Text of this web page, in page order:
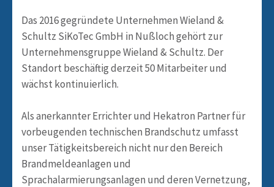
Das 2016 gegründete Unternehmen Wieland &
Schultz SiKoTec GmbH in Nußloch gehört zur
Unternehmensgruppe Wieland & Schultz. Der
Standort beschäftig derzeit 50 Mitarbeiter und
wächst kontinuierlich.
Als anerkannter Errichter und Hekatron Partner für
vorbeugenden technischen Brandschutz umfasst
unser Tätigkeitsbereich nicht nur den Bereich
Brandmeldeanlagen und
Sprachalarmierungsanlagen und deren Vernetzung,